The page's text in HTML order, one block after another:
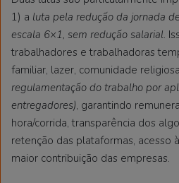
1) a luta pela redução da jornada
escala 6×1, sem redução salarial.
trabalhadores e trabalhadoras
familiar, lazer, comunidade
regulamentação do trabalho por
entregadores), garantindo
hora/corrida, transparência dos
retenção das plataformas, acesso
maior contribuição das empresas.